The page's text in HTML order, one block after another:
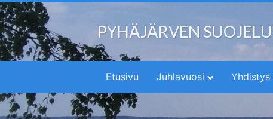
PYHÄJÄRVEN
Etusivu Juhlavuosi Yhdistys